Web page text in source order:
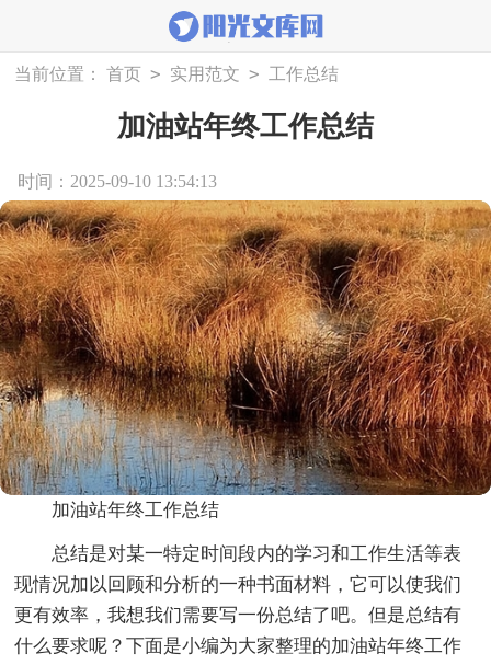
当前位置： 首页 > 实用范文 > 工作总结
加油站年终工作总结
时间：2025-09-10 13:54:13
加油站年终工作总结
总结是对某一特定时间段内的学习和工作生活等表
现情况加以回顾和分析的一种书面材料，它可以使我们
更有效率，我想我们需要写一份总结了吧。但是总结有
什么要求呢？下面是小编为大家整理的加油站年终工作